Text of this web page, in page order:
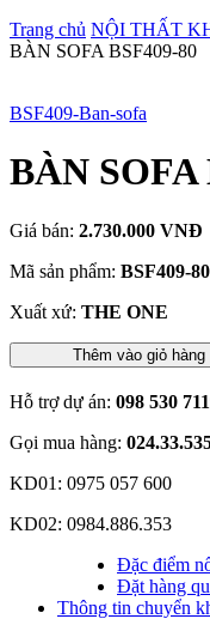
Trang chủ NỘI THẤT
BÀN SOFA BSF409-80
BSF409-Ban-sofa
BÀN SOFA
Giá bán: 2.730.000 VNĐ
Mã sản phẩm: BSF409-80
Xuất xứ: THE ONE
Thêm vào giỏ hàng
Hỗ trợ dự án: 098 530
Gọi mua hàng:
KD01: 0975 057 600
KD02: 0984.886.353
Đặc điểm
Đặt hàng
Thông tin chuyển